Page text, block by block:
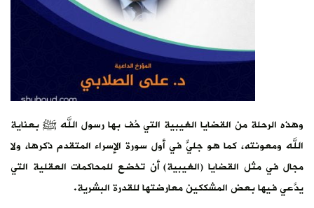
وهذه الرحلة من القضايا الغيبية التي حُف بها رسول الله ﷺ بعناية
الله ومعونته، كما هو جليٌّ في أول سورة الإسراء المتقدم ذكرها، ولا
مجال في مثل القضايا (الغيبية) أن تخضع للمحاكمات العقلية التي
يدَّعي فيها بعض المشككين معارضتها للقدرة البشرية.